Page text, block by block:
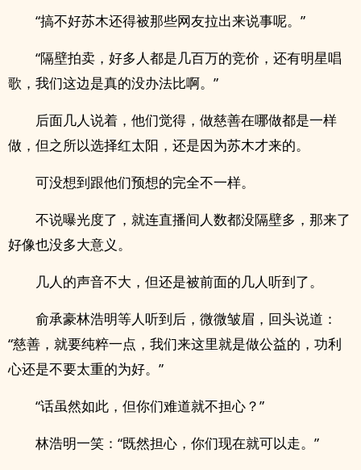
“搞不好苏木还得被那些网友拉出来说事呢。”
“隔壁拍卖，好多人都是几百万的竞价，还有明星唱
歌，我们这边是真的没办法比啊。”
后面几人说着，他们觉得，做慈善在哪做都是一样
做，但之所以选择红太阳，还是因为苏木才来的。
可没想到跟他们预想的完全不一样。
不说曝光度了，就连直播间人数都没隔壁多，那来了
好像也没多大意义。
几人的声音不大，但还是被前面的几人听到了。
俞承豪林浩明等人听到后，微微皱眉，回头说道：
“慈善，就要纯粹一点，我们来这里就是做公益的，功利
心还是不要太重的为好。”
“话虽然如此，但你们难道就不担心？”
林浩明一笑：“既然担心，你们现在就可以走。”